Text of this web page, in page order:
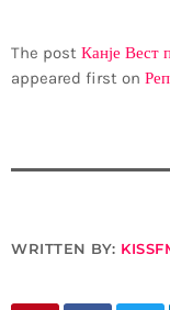
The post Канје Вест
appeared first on
WRITTEN BY: